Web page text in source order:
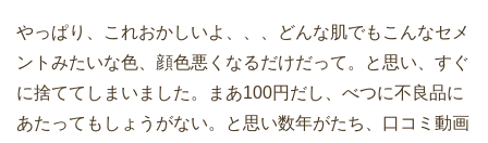
やっぱり、これおかしいよ、、、どんな肌でもこんなセメ
ントみたいな色、顔色悪くなるだけだって。と思い、すぐ
に捨ててしまいました。まあ100円だし、べつに不良品に
あたってもしょうがない。と思い数年がたち、口コミ動画